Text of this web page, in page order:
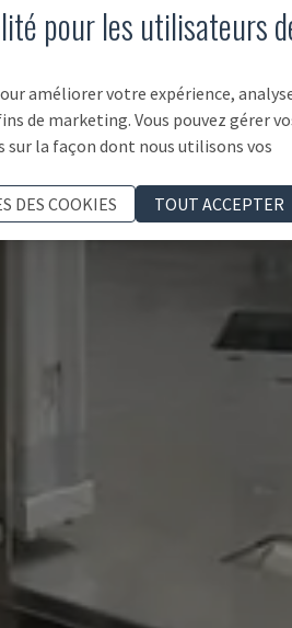
pour les utilisateurs
améliorer votre expérience,
de marketing. Vous pouvez gérer
sur la façon dont nous utilisons vos
DES COOKIES
TOUT ACCEPTER